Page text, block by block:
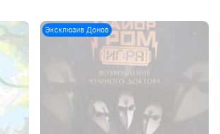
Эксклюзив Донов